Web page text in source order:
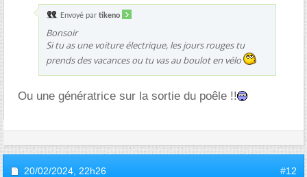
Envoyé par tikeno
Bonsoir
Si tu as une voiture électrique, les jours rouges tu
prends des vacances ou tu vas au boulot en vélo
Ou une génératrice sur la sortie du poêle !!
20/02/2024, 22h26 #12